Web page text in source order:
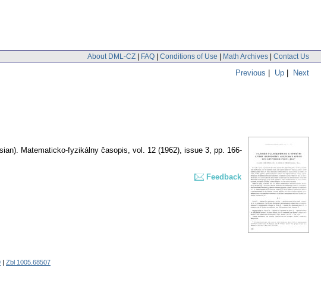
About DML-CZ | FAQ | Conditions of Use | Math Archives | Contact Us
Previous | Up | Next
Matematicko-fyzikálny časopis, vol. 12 (1962), issue 3, pp. 166-
Feedback
Zbl 1005.68507